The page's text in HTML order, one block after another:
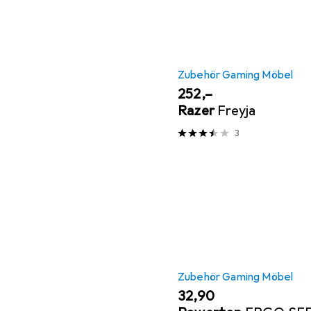
Zubehör Gaming Möbel
EUR
252,–
Razer Freyja
3
Zubehör Gaming Möbel
EUR
32,90